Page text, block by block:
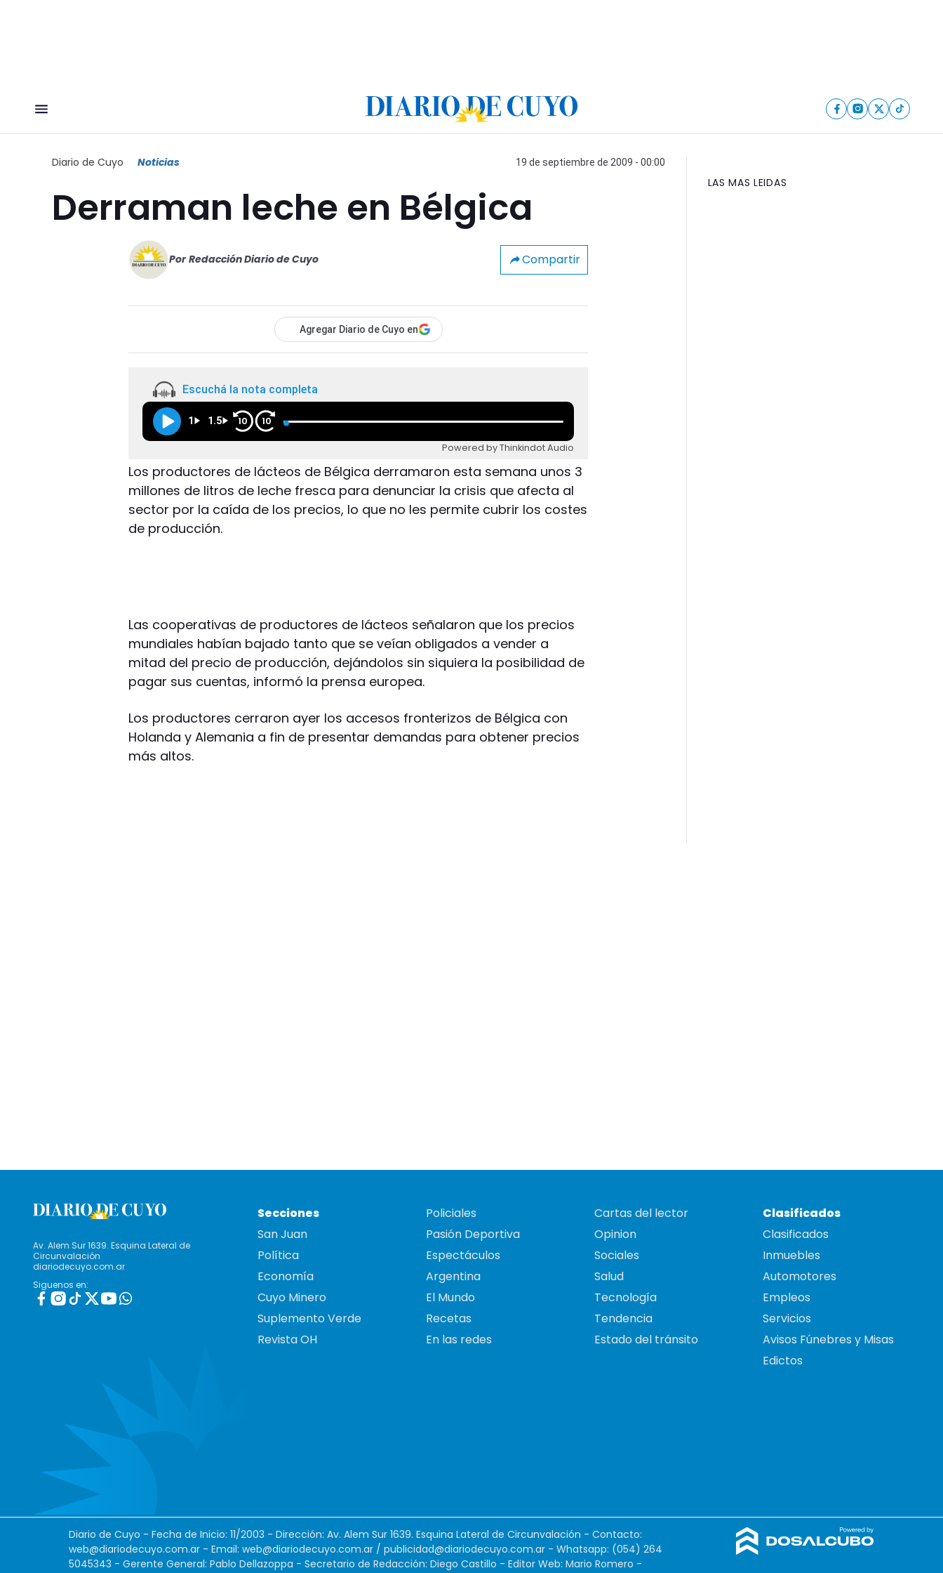
Diario de Cuyo Noticias 19 de septiembre de 2009 - 00:00
Derraman leche en Bélgica
Por Redacción Diario de Cuyo Compartir
Agregar Diario de Cuyo en
Escuchá la nota completa
1 1.5 10 10
Powered by Thinkindot Audio
Los productores de lácteos de Bélgica derramaron esta semana unos 3
millones de litros de leche fresca para denunciar la crisis que afecta al
sector por la caída de los precios, lo que no les permite cubrir los costes
de producción.
Las cooperativas de productores de lácteos señalaron que los precios
mundiales habían bajado tanto que se veían obligados a vender a
mitad del precio de producción, dejándolos sin siquiera la posibilidad de
pagar sus cuentas, informó la prensa europea.
Los productores cerraron ayer los accesos fronterizos de Bélgica con
Holanda y Alemania a fin de presentar demandas para obtener precios
más altos.
LAS MAS LEIDAS
Av. Alem Sur 1639. Esquina Lateral de
Circunvalación
diariodecuyo.com.ar
Siguenos en:
Secciones
San Juan
Política
Economía
Cuyo Minero
Suplemento Verde
Revista OH
Policiales
Pasión Deportiva
Espectáculos
Argentina
El Mundo
Recetas
En las redes
Cartas del lector
Opinion
Sociales
Salud
Tecnología
Tendencia
Estado del tránsito
Clasificados
Clasificados
Inmuebles
Automotores
Empleos
Servicios
Avisos Fúnebres y Misas
Edictos
Diario de Cuyo - Fecha de Inicio: 11/2003 - Dirección: Av. Alem Sur 1639. Esquina Lateral de Circunvalación - Contacto:
web@diariodecuyo.com.ar - Email: web@diariodecuyo.com.ar / publicidad@diariodecuyo.com.ar - Whatsapp: (054) 264
5045343 - Gerente General: Pablo Dellazoppa - Secretario de Redacción: Diego Castillo - Editor Web: Mario Romero -